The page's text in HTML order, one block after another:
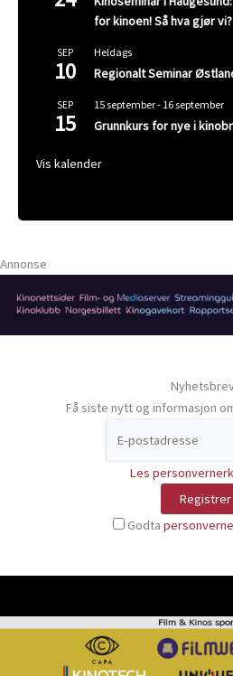
for kinoen! Så hva gjør vi?
SEP
10
Heldags
Regionalt Seminar
SEP
15
15 september- 16 september
Grunnkurs for nye i
Vis kalender
Annonse
Få siste nytt og informasjon
Les
Godta